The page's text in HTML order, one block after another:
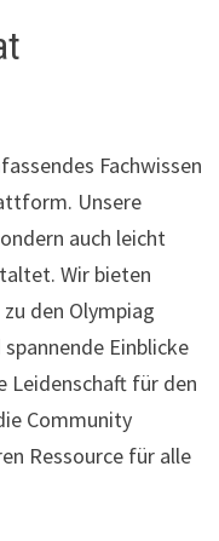
Fachwissen
Unsere
auch leicht
Wir bieten
den Olympiag
Einblicke
Leidenschaft für den
Community
Ressource für alle